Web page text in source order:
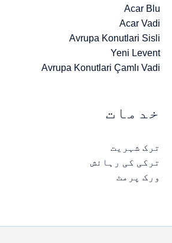
Acar Blu
Acar Vadi
Avrupa Konutlari Sisli
Yeni Levent
Avrupa Konutlari Çamlı Vadi
خدمات
ترک شہریت
ترکی کی رہائش
ورک پرمٹ